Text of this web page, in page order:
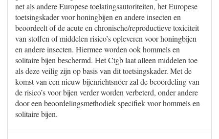
net als andere Europese toelatingsautoriteiten, het Europese
toetsingskader voor honingbijen en andere insecten en
beoordeelt of de acute en chronische/reproductieve toxiciteit
van stoffen of middelen risico’s opleveren voor honingbijen
en andere insecten. Hiermee worden ook hommels en
solitaire bijen beschermd. Het Ctgb laat alleen middelen toe
als deze veilig zijn op basis van dit toetsingskader. Met de
komst van een nieuw bijenrichtsnoer zal de beoordeling van
de risico’s voor bijen verder worden verbeterd, onder andere
door een beoordelingsmethodiek specifiek voor hommels en
solitaire bijen.